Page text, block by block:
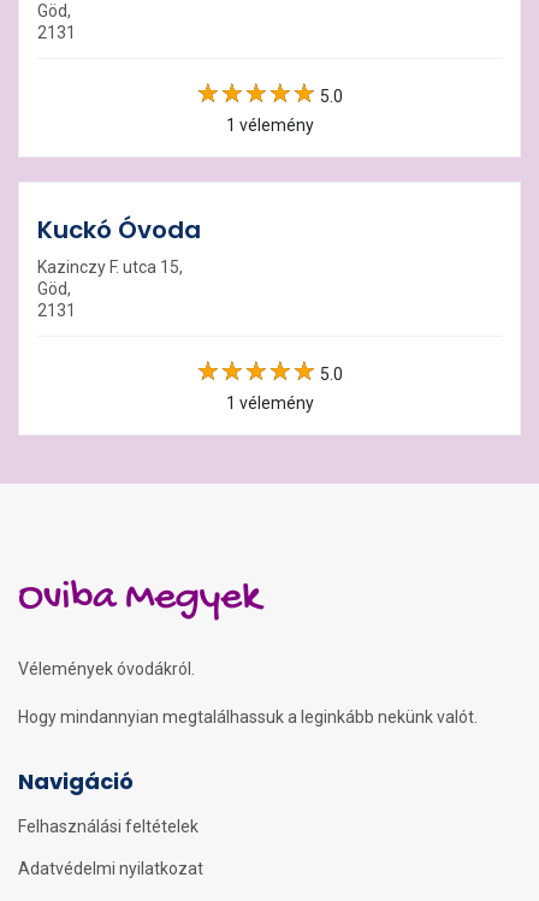
Göd,
2131
5.0
1 vélemény
Kuckó Óvoda
Kazinczy F. utca 15,
Göd,
2131
5.0
1 vélemény
Oviba Megyek
Vélemények óvodákról.
Hogy mindannyian megtalálhassuk a leginkább nekünk valót.
Navigáció
Felhasználási feltételek
Adatvédelmi nyilatkozat